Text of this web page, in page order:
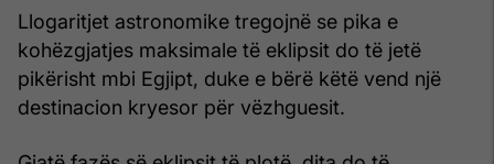
Llogaritjet astronomike tregojnë se pika e
kohëzgjatjes maksimale të eklipsit do të jetë
pikërisht mbi Egjipt, duke e bërë këtë vend një
destinacion kryesor për vëzhguesit.